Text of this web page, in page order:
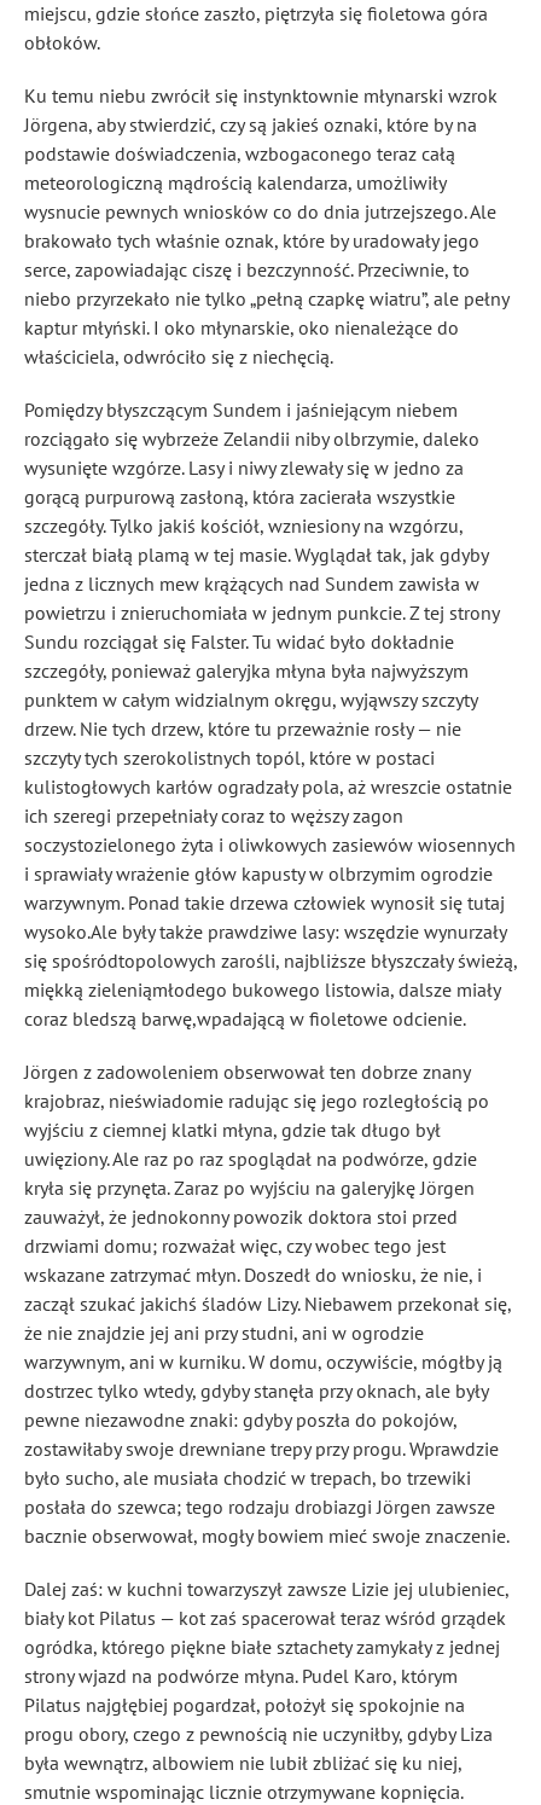
miejscu, gdzie słońce zaszło, piętrzyła się fioletowa góra
obłoków.
Ku temu niebu zwrócił się instynktownie młynarski wzrok
Jörgena, aby stwierdzić, czy są jakieś oznaki, które by na
podstawie doświadczenia, wzbogaconego teraz całą
meteorologiczną mądrością kalendarza, umożliwiły
wysnucie pewnych wniosków co do dnia jutrzejszego. Ale
brakowało tych właśnie oznak, które by uradowały jego
serce, zapowiadając ciszę i bezczynność. Przeciwnie, to
niebo przyrzekało nie tylko „pełną czapkę wiatru”, ale pełny
kaptur młyński. I oko młynarskie, oko nienależące do
właściciela, odwróciło się z niechęcią.
Pomiędzy błyszczącym Sundem i jaśniejącym niebem
rozciągało się wybrzeże Zelandii niby olbrzymie, daleko
wysunięte wzgórze. Lasy i niwy zlewały się w jedno za
gorącą purpurową zasłoną, która zacierała wszystkie
szczegóły. Tylko jakiś kościół, wzniesiony na wzgórzu,
sterczał białą plamą w tej masie. Wyglądał tak, jak gdyby
jedna z licznych mew krążących nad Sundem zawisła w
powietrzu i znieruchomiała w jednym punkcie. Z tej strony
Sundu rozciągał się Falster. Tu widać było dokładnie
szczegóły, ponieważ galeryjka młyna była najwyższym
punktem w całym widzialnym okręgu, wyjąwszy szczyty
drzew. Nie tych drzew, które tu przeważnie rosły — nie
szczyty tych szerokolistnych topól, które w postaci
kulistogłowych karłów ogradzały pola, aż wreszcie ostatnie
ich szeregi przepełniały coraz to węższy zagon
soczystozielonego żyta i oliwkowych zasiewów wiosennych
i sprawiały wrażenie głów kapusty w olbrzymim ogrodzie
warzywnym. Ponad takie drzewa człowiek wynosił się tutaj
wysoko.Ale były także prawdziwe lasy: wszędzie wynurzały
się spośródtopolowych zarośli, najbliższe błyszczały świeżą,
miękką zieleniąmłodego bukowego listowia, dalsze miały
coraz bledszą barwę,wpadającą w fioletowe odcienie.
Jörgen z zadowoleniem obserwował ten dobrze znany
krajobraz, nieświadomie radując się jego rozległością po
wyjściu z ciemnej klatki młyna, gdzie tak długo był
uwięziony. Ale raz po raz spoglądał na podwórze, gdzie
kryła się przynęta. Zaraz po wyjściu na galeryjkę Jörgen
zauważył, że jednokonny powozik doktora stoi przed
drzwiami domu; rozważał więc, czy wobec tego jest
wskazane zatrzymać młyn. Doszedł do wniosku, że nie, i
zaczął szukać jakichś śladów Lizy. Niebawem przekonał się,
że nie znajdzie jej ani przy studni, ani w ogrodzie
warzywnym, ani w kurniku. W domu, oczywiście, mógłby ją
dostrzec tylko wtedy, gdyby stanęła przy oknach, ale były
pewne niezawodne znaki: gdyby poszła do pokojów,
zostawiłaby swoje drewniane trepy przy progu. Wprawdzie
było sucho, ale musiała chodzić w trepach, bo trzewiki
posłała do szewca; tego rodzaju drobiazgi Jörgen zawsze
bacznie obserwował, mogły bowiem mieć swoje znaczenie.
Dalej zaś: w kuchni towarzyszył zawsze Lizie jej ulubieniec,
biały kot Pilatus — kot zaś spacerował teraz wśród grządek
ogródka, którego piękne białe sztachety zamykały z jednej
strony wjazd na podwórze młyna. Pudel Karo, którym
Pilatus najgłębiej pogardzał, położył się spokojnie na
progu obory, czego z pewnością nie uczyniłby, gdyby Liza
była wewnątrz, albowiem nie lubił zbliżać się ku niej,
smutnie wspominając licznie otrzymywane kopnięcia.